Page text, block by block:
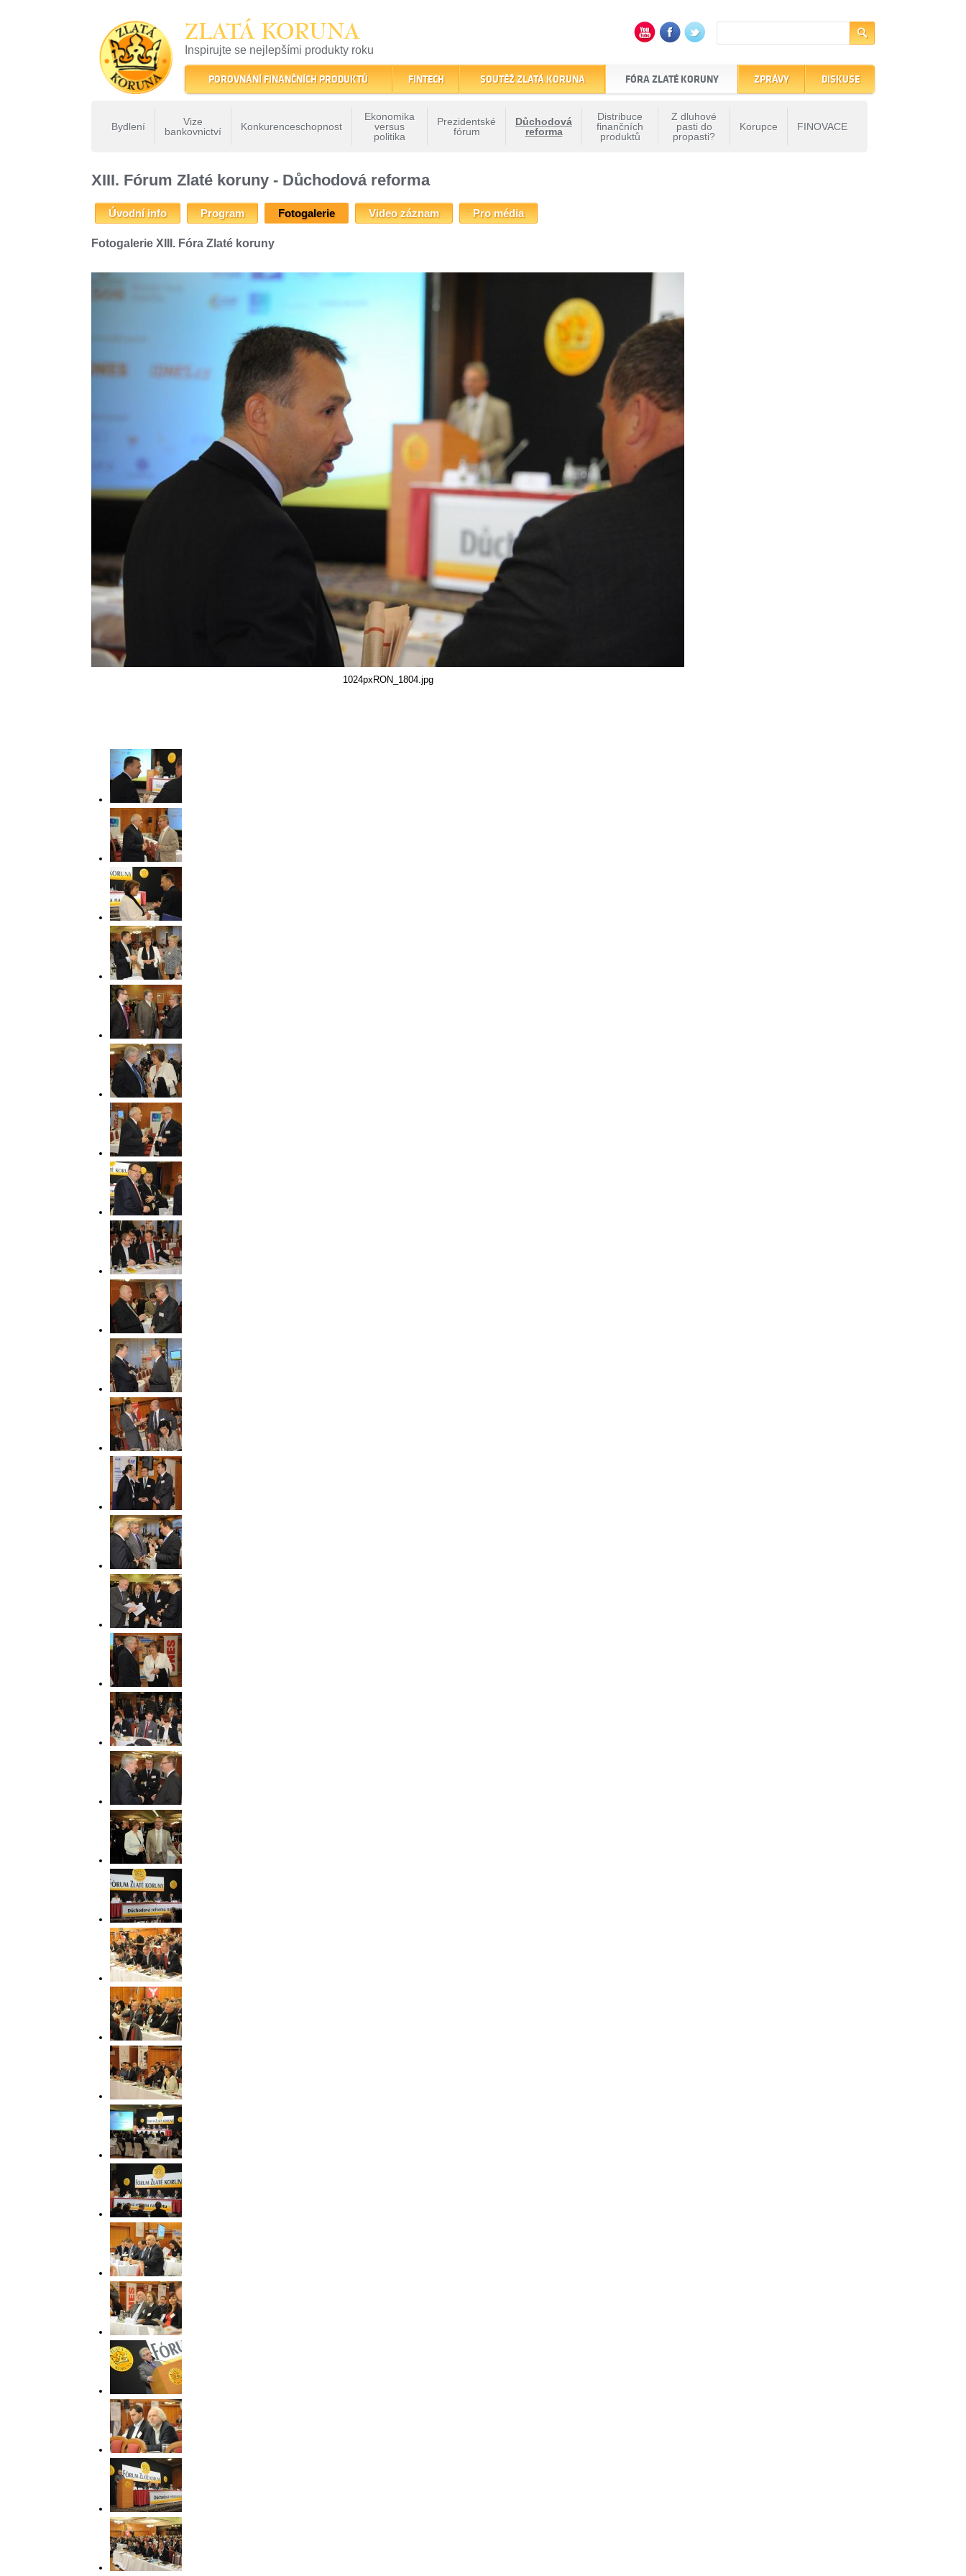
ZLATÁ KORUNA
Inspirujte se nejlepšími produkty roku
22 let tradice a kvality na finančním trhu
POROVNÁNÍ FINANČNÍCH PRODUKTŮ FINTECH SOUTĚŽ ZLATÁ KORUNA FÓRA ZLATÉ KORUNY
Bydlení
Vize
bankovnictví
Konkurenceschopnost
Ekonomika
versus
politika
Prezidentské
fórum
Důchodová
reforma
Distribuce
finančních
produktů
Z dluhové
pasti do
propasti?
Korupce FINOVACE
ZPRÁVY DISKUSE
XIII. Fórum Zlaté koruny - Důchodová reforma XIII. Fórum Zlaté koruny - Důchodová reforma» Fotogalerie XIII. Fóra Zlaté koruny
XIII. Fórum Zlaté koruny - Důchodová reforma
Úvodní info Program Fotogalerie Video záznam Pro média
Fotogalerie XIII. Fóra Zlaté koruny
1024pxRON_1804.jpg